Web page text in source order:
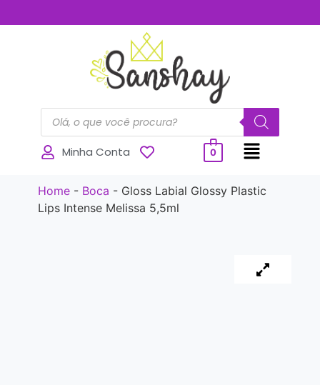
Minha Conta 0
Home- Boca - Gloss Labial Glossy Plastic
Lips Intense Melissa 5,5ml